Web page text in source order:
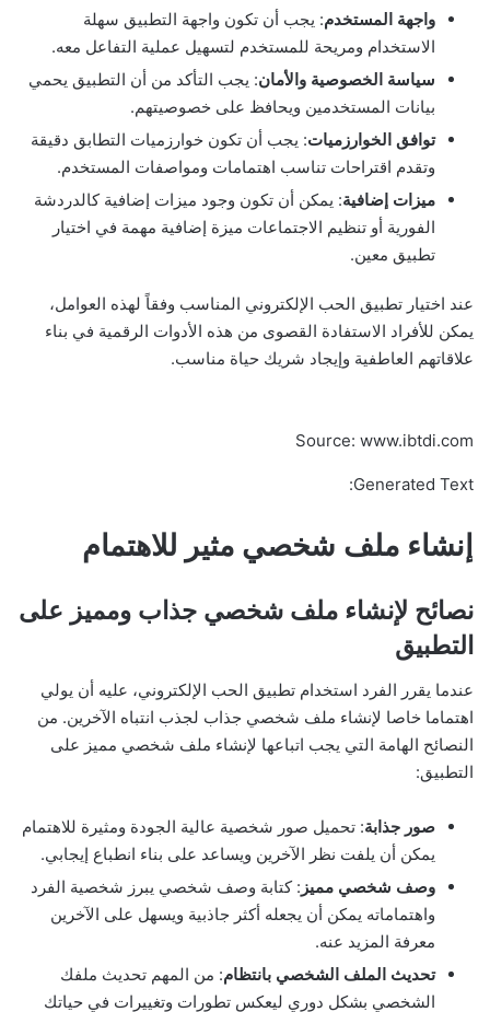
واجهة المستخدم: يجب أن تكون واجهة التطبيق سهلة
الاستخدام ومريحة للمستخدم لتسهيل عملية التفاعل معه.
سياسة الخصوصية والأمان: يجب التأكد من أن التطبيق يحمي
بيانات المستخدمين ويحافظ على خصوصيتهم.
توافق الخوارزميات: يجب أن تكون خوارزميات التطابق دقيقة
وتقدم اقتراحات تناسب اهتمامات ومواصفات المستخدم.
ميزات إضافية: يمكن أن تكون وجود ميزات إضافية كالدردشة
الفورية أو تنظيم الاجتماعات ميزة إضافية مهمة في اختيار
تطبيق معين.
عند اختيار تطبيق الحب الإلكتروني المناسب وفقاً لهذه العوامل،
يمكن للأفراد الاستفادة القصوى من هذه الأدوات الرقمية في بناء
علاقاتهم العاطفية وإيجاد شريك حياة مناسب.
Source: www.ibtdi.com
Generated Text:
إنشاء ملف شخصي مثير للاهتمام
نصائح لإنشاء ملف شخصي جذاب ومميز على
التطبيق
عندما يقرر الفرد استخدام تطبيق الحب الإلكتروني، عليه أن يولي
اهتماما خاصا لإنشاء ملف شخصي جذاب لجذب انتباه الآخرين. من
النصائح الهامة التي يجب اتباعها لإنشاء ملف شخصي مميز على
التطبيق:
صور جذابة: تحميل صور شخصية عالية الجودة ومثيرة للاهتمام
يمكن أن يلفت نظر الآخرين ويساعد على بناء انطباع إيجابي.
وصف شخصي مميز : كتابة وصف شخصي يبرز شخصية الفرد
واهتماماته يمكن أن يجعله أكثر جاذبية ويسهل على الآخرين
معرفة المزيد عنه.
تحديث الملف الشخصي بانتظام: من المهم تحديث ملفك
الشخصي بشكل دوري ليعكس تطورات وتغييرات في حياتك